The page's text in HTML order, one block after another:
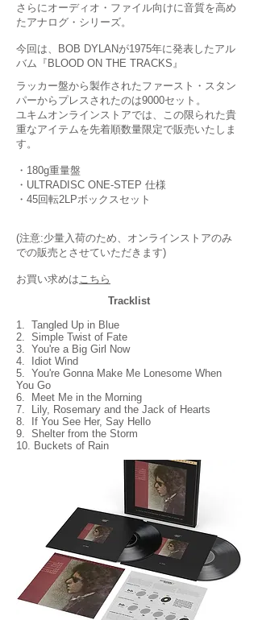
さらにオーディオ・ファイル向けに音質を高め
たアナログ・シリーズ。
今回は、BOB DYLANが1975年に発表したアル
バム『BLOOD ON THE TRACKS』
ラッカー盤から製作されたファースト・スタン
パーからプレスされたのは9000セット。
ユキムオンラインストアでは、この限られた貴
重なアイテムを先着順数量限定で販売いたしま
す。
・180g重量盤
・ULTRADISC ONE-STEP 仕様
・45回転2LPボックスセット
(注意:少量入荷のため、オンラインストアのみ
での販売とさせていただきます)
​お買い求めはこちら
Tracklist
1. Tangled Up in Blue
2. Simple Twist of Fate
3. You're a Big Girl Now
4. Idiot Wind
5. You're Gonna Make Me Lonesome When
You Go
6. Meet Me in the Morning
7. Lily, Rosemary and the Jack of Hearts
8. If You See Her, Say Hello
9. Shelter from the Storm
10. Buckets of Rain